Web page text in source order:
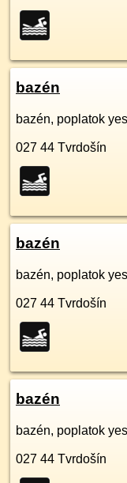
bazén
bazén, poplatok
027 44 Tvrdošín
bazén
bazén, poplatok
027 44 Tvrdošín
bazén
bazén, poplatok
027 44 Tvrdošín